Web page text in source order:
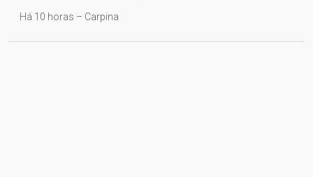
Há 10 horas – Carpina